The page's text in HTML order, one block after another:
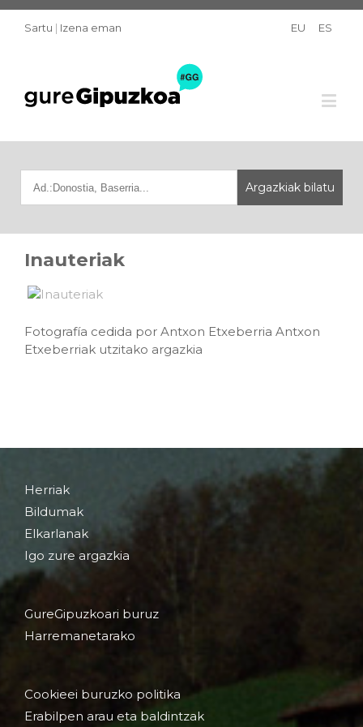
Sartu | Izena eman EU ES
Inauteriak
Fotografía cedida por Antxon Etxeberria Antxon
Etxeberriak utzitako argazkia
Herriak
Bildumak
Elkarlanak
Igo zure argazkia
GureGipuzkoari buruz
Harremanetarako
Cookieei buruzko politika
Erabilpen arau eta baldintzak